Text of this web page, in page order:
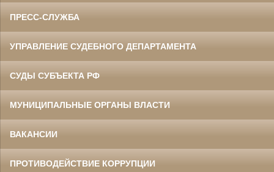
ПРЕСС-СЛУЖБА
УПРАВЛЕНИЕ СУДЕБНОГО ДЕПАРТАМЕНТА
СУДЫ СУБЪЕКТА РФ
МУНИЦИПАЛЬНЫЕ ОРГАНЫ ВЛАСТИ
ВАКАНСИИ
ПРОТИВОДЕЙСТВИЕ КОРРУПЦИИ